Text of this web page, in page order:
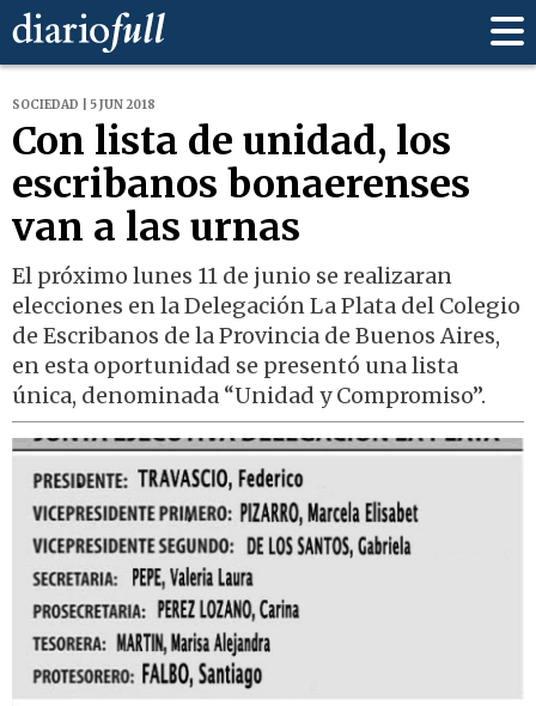
SOCIEDAD | 5 JUN 2018
Con lista de unidad, los
escribanos bonaerenses
van a las urnas
El próximo lunes 11 de junio se realizaran
elecciones en la Delegación La Plata del Colegio
de Escribanos de la Provincia de Buenos Aires,
en esta oportunidad se presentó una lista
única, denominada “Unidad y Compromiso”.